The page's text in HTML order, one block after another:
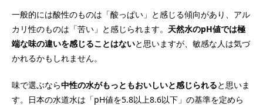
一般的には酸性のものは「酸っぱい」と感じる傾向があり、アル
カリ性のものは「苦い」と感じられます。 天然水のpH値では極
端な味の違いを感じることはないと思いますが、敏感な人は気づ
かれるかもしれません。
味で選ぶなら中性の水がもっともおいしいと感じられると思いま
す。日本の水道水は「pH値を5.8以上8.6以下」の基準を定めら